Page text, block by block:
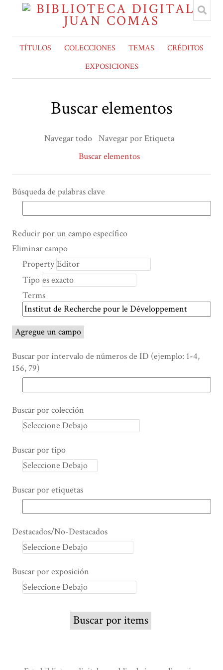
TÍTULOS COLECCIONES TEMAS
CRÉDITOS
EXPOSICIONES
Buscar elementos
Navegar todo Navegar por Etiqueta
Buscar elementos
Búsqueda de palabras clave
Number
rows
"Reducir
por
campo
específico":
1
Reducir por un campo específico
Search Property
Tipo de búsqueda
Términos de búsqueda
Ensamblador de Búsqueda
Eliminar campo
Property
Tipo
Terms
Agregue un campo
Buscar por intervalo de números de ID (ejemplo: 1-4,
156, 79)
Buscar por colección
Buscar por tipo
Buscar por etiquetas
Destacados/No-Destacados
Buscar por exposición